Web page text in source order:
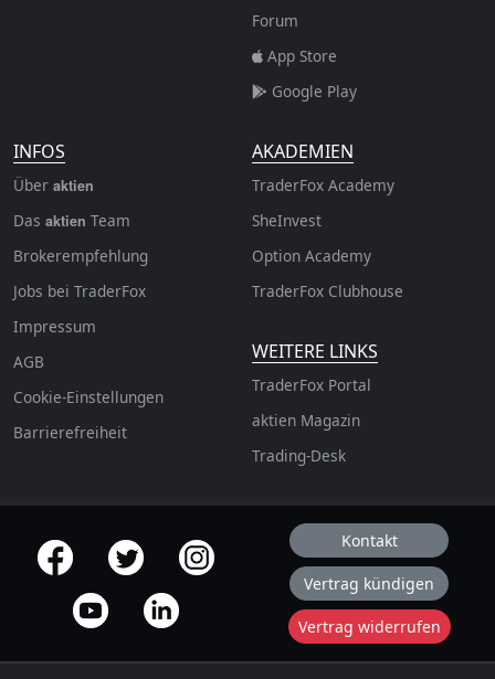
Forum
App Store
Google Play
INFOS
Über aktien
Das aktien Team
Brokerempfehlung
Jobs bei TraderFox
Impressum
AGB
Cookie-Einstellungen
Barrierefreiheit
AKADEMIEN
TraderFox Academy
SheInvest
Option Academy
TraderFox Clubhouse
WEITERE LINKS
TraderFox Portal
aktien Magazin
Trading-Desk
offizielle Social Media-Accounts Kontakt
Vertrag kündigen
Vertrag widerrufen